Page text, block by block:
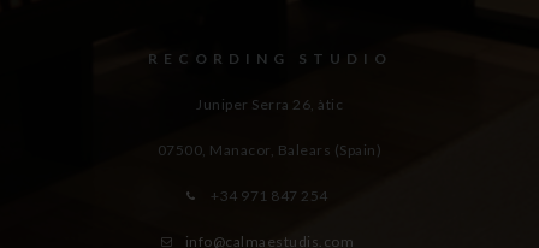
RECORDING STUDIO
Juniper Serra 26, àtic
07500, Manacor, Balears (Spain)
+34 971 847 254
info@calmaestudis.com